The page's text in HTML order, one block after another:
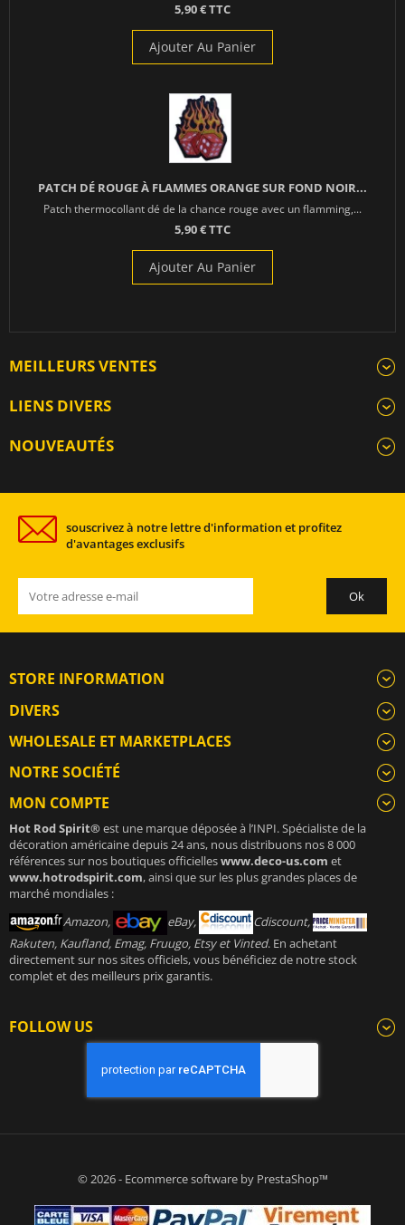
5,90 € TTC
Ajouter Au Panier
PATCH DÉ ROUGE À FLAMMES ORANGE SUR FOND NOIR...
Patch thermocollant dé de la chance rouge avec un flamming,...
5,90 € TTC
Ajouter Au Panier
MEILLEURS VENTES
LIENS DIVERS
NOUVEAUTÉS
souscrivez à notre lettre d'information et profitez
d'avantages exclusifs
STORE INFORMATION
DIVERS
WHOLESALE ET MARKETPLACES
NOTRE SOCIÉTÉ
MON COMPTE
Hot Rod Spirit®est une marque déposée à l’INPI. Spécialiste de la
décoration américaine depuis 24 ans, nous distribuons nos 8 000
références sur nos boutiques officielleswww.deco-us.com et
www.hotrodspirit.com, ainsi que sur les plus grandes places de
marché mondiales :
Amazon,
eBay,
Cdiscount,
Rakuten, Kaufland, Emag, Fruugo, Etsy et Vinted. En achetant
directement sur nos sites officiels, vous bénéficiez de notre stock
complet et des meilleurs prix garantis.
FOLLOW US
© 2026 - Ecommerce software by PrestaShop™